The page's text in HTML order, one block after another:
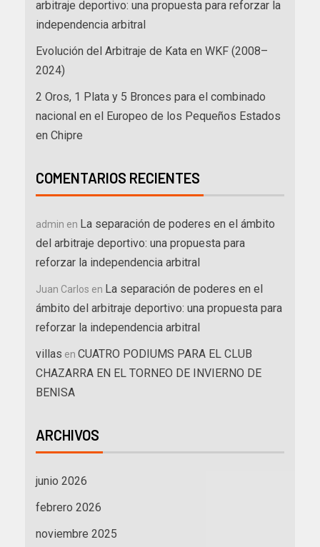
arbitraje deportivo: una propuesta para reforzar la
independencia arbitral
Evolución del Arbitraje de Kata en WKF (2008–
2024)
2 Oros, 1 Plata y 5 Bronces para el combinado
nacional en el Europeo de los Pequeños Estados
en Chipre
COMENTARIOS RECIENTES
admin en La separación de poderes en el ámbito
del arbitraje deportivo: una propuesta para
reforzar la independencia arbitral
Juan Carlos en La separación de poderes en el
ámbito del arbitraje deportivo: una propuesta para
reforzar la independencia arbitral
villas en CUATRO PODIUMS PARA EL CLUB
CHAZARRA EN EL TORNEO DE INVIERNO DE
BENISA
ARCHIVOS
junio 2026
febrero 2026
noviembre 2025